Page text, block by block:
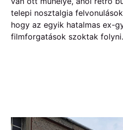
telepi nosztalgia
hogy az egyik hatalmas ex-
filmforgatások szoktak folyni.